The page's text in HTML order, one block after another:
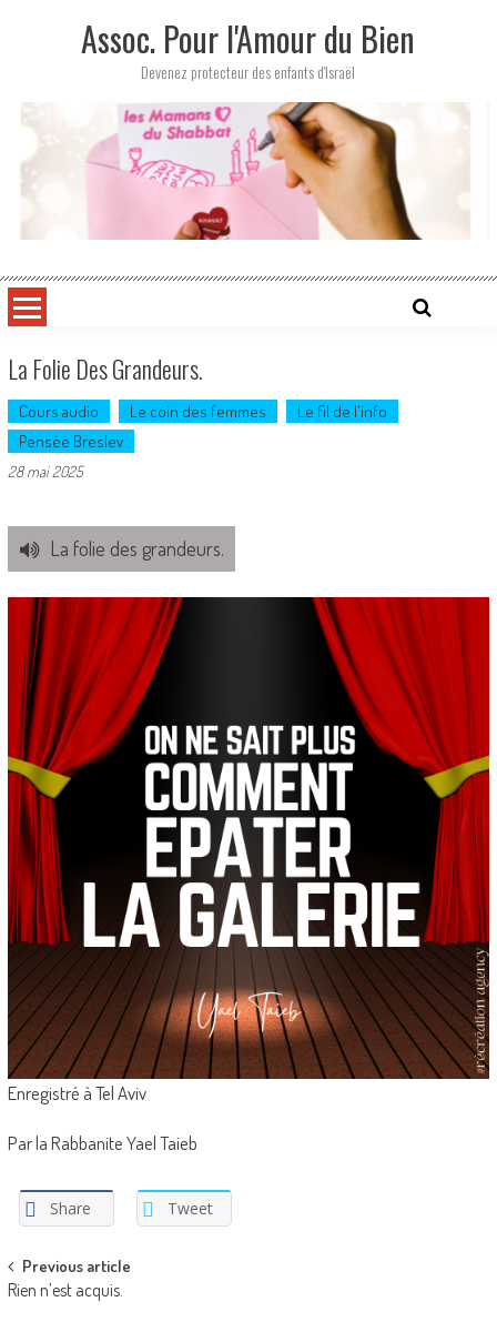
Assoc. Pour l'Amour du Bien
Devenez protecteur des enfants d'Israël
La Folie Des Grandeurs.
Cours audio Le coin des femmes
Le fil de l'info
Pensée Breslev
28 mai 2025
La folie des grandeurs.
Enregistré à Tel Aviv
Par la Rabbanite Yael Taieb
Share Tweet
Post
navigation
Previous article
Rien n’est acquis.